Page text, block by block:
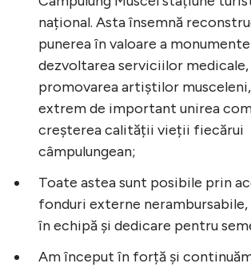
național. Asta însemnă
punerea în valoare a
dezvoltarea serviciilor
promovarea artiștilor
extrem de important unirea
creșterea calității vieții fiecărui
câmpulungean;
Toate astea sunt posibile prin
fonduri externe
în echipă și dedicare pentru
Am început în forță și